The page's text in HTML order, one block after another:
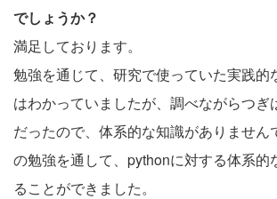
でしょうか？
満足しております。
勉強を通じて、研究で使っていた実践的
はわかっていましたが、調べながらつぎ
だったので、体系的な知識がありません
の勉強を通して、pythonに対する体系的
ることができました。